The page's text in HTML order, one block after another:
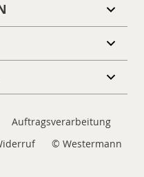
Auftragsverarbeitung
© Westermann